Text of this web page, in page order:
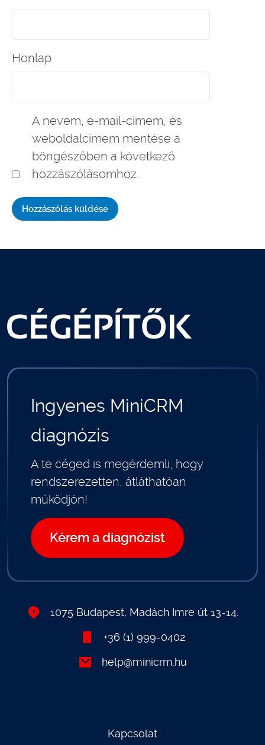
Honlap
A nevem, e-mail-címem, és
weboldalcímem mentése a
böngészőben a következő
hozzászólásomhoz.
Ingyenes MiniCRM
diagnózis
A te céged is megérdemli, hogy
rendszerezetten, átláthatóan
működjön!
Kérem a diagnózist
1075 Budapest, Madách Imre út 13-14.
+36 (1) 999-0402
help@minicrm.hu
Kapcsolat